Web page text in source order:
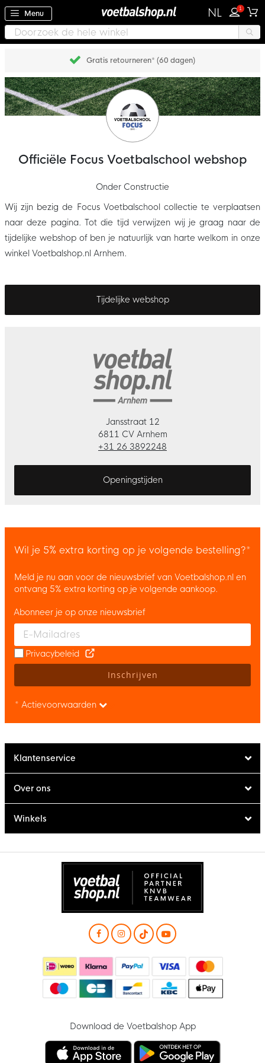
Menu NL 1
Gratis retourneren* (60 dagen)
Officiële Focus Voetbalschool webshop
Onder Constructie
Wij zijn bezig de Focus Voetbalschool collectie te verplaatsen
naar deze pagina. Tot die tijd verwijzen wij je graag naar de
tijdelijke webshop of ben je natuurlijk van harte welkom in onze
winkel Voetbalshop.nl Arnhem.
Tijdelijke webshop
Jansstraat 12
6811 CV Arnhem
+31 26 3892248
Openingstijden
Wil je 5% extra korting op je volgende bestelling?*
Meld je nu aan voor de nieuwsbrief van Voetbalshop.nl en
ontvang 5% extra korting op je volgende aankoop.
Enter your email and accept the privacy policy to subscribe to
Abonneer je op onze nieuwsbrief
Privacybeleid
Inschrijven
* Actievoorwaarden
Klantenservice
Over ons
Winkels
Download de Voetbalshop App